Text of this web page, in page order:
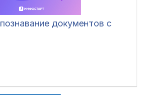
документов с